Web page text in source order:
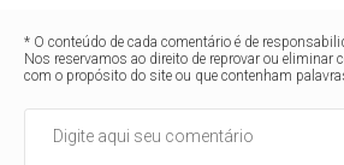
* O conteúdo de cada comentário é de
Nos reservamos ao direito de reprovar ou eliminar
com o propósito do site ou que contenham